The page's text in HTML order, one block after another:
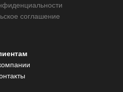
соглашение